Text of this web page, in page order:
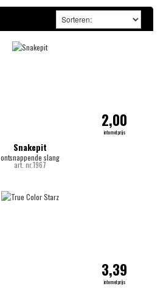
Snakepit
ontsnappende slang
art. nr.1967
2,00
internetprijs
3,39
internetprijs